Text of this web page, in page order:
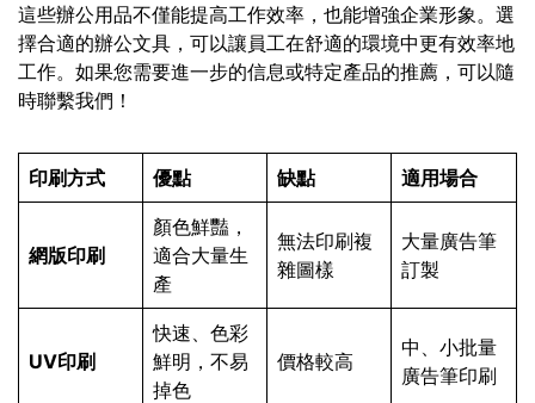
這些辦公用品不僅能提高工作效率，也能增強企業形象。選
擇合適的辦公文具，可以讓員工在舒適的環境中更有效率地
工作。如果您需要進一步的信息或特定產品的推薦，可以隨
時聯繫我們！
印刷方式 優點 缺點 適用場合
網版印刷
顏色鮮豔，
適合大量生
產
無法印刷複
雜圖樣
大量廣告筆
訂製
UV印刷
快速、色彩
鮮明，不易
掉色
價格較高
中、小批量
廣告筆印刷